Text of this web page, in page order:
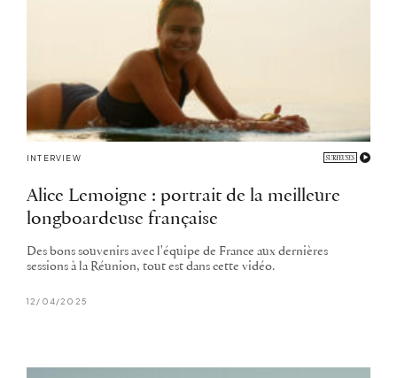
INTERVIEW
Alice Lemoigne : portrait de la meilleure
longboardeuse française
Des bons souvenirs avec l'équipe de France aux dernières
sessions à la Réunion, tout est dans cette vidéo.
12/04/2025